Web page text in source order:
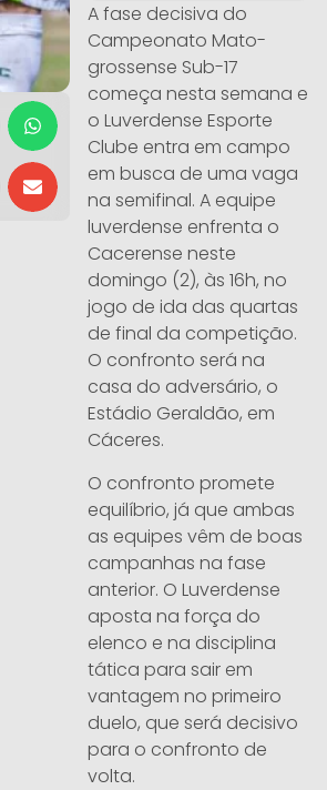
A fase decisiva do
Campeonato Mato-
grossense Sub-17
começa nesta semana e
o Luverdense Esporte
Clube entra em campo
em busca de uma vaga
na semifinal. A equipe
luverdense enfrenta o
Cacerense neste
domingo (2), às 16h, no
jogo de ida das quartas
de final da competição.
O confronto será na
casa do adversário, o
Estádio Geraldão, em
Cáceres.
O confronto promete
equilíbrio, já que ambas
as equipes vêm de boas
campanhas na fase
anterior. O Luverdense
aposta na força do
elenco e na disciplina
tática para sair em
vantagem no primeiro
duelo, que será decisivo
para o confronto de
volta.